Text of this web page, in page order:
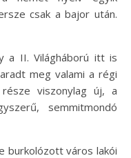
csak a bajor után.
a II. Világháború itt is
meg valami a régi
viszonylag új, a
semmitmondó
burkolózott város lakói